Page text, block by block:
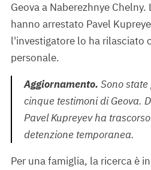
Geova a Naberezhnye
hanno arrestato Pavel
l'investigatore lo ha rilasciato
personale.
Aggiornamento. Sono
cinque testimoni di Geova.
Pavel Kupreyev ha
detenzione temporanea.
Per una famiglia, la ricerca è